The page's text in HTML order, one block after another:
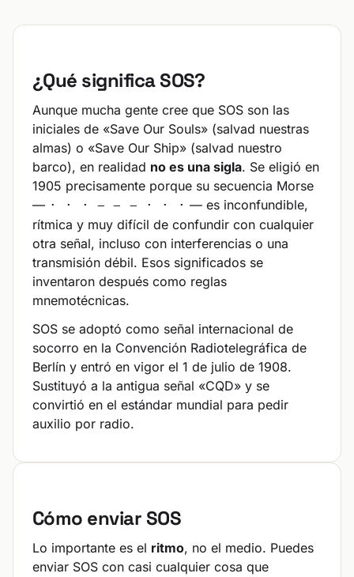
¿Qué significa SOS?
Aunque mucha gente cree que SOS son las
iniciales de «Save Our Souls» (salvad nuestras
almas) o «Save Our Ship» (salvad nuestro
barco), en realidad no es una sigla. Se eligió en
1905 precisamente porque su secuencia Morse
— · · · − − − · · · — es inconfundible,
rítmica y muy difícil de confundir con cualquier
otra señal, incluso con interferencias o una
transmisión débil. Esos significados se
inventaron después como reglas
mnemotécnicas.
SOS se adoptó como señal internacional de
socorro en la Convención Radiotelegráfica de
Berlín y entró en vigor el 1 de julio de 1908.
Sustituyó a la antigua señal «CQD» y se
convirtió en el estándar mundial para pedir
auxilio por radio.
Cómo enviar SOS
Lo importante es el ritmo, no el medio. Puedes
enviar SOS con casi cualquier cosa que